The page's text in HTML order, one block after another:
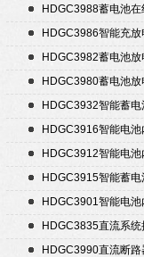
HDGC3988蓄电池
统
HDGC3986智能充放
HDGC3982蓄电池放
HDGC3980蓄电池放
HDGC3932智能蓄电
HDGC3916智能电池
HDGC3912智能电池
HDGC3915智能蓄电
HDGC3901智能电池
HDGC3835直流系
仪
HDGC3990直流断路